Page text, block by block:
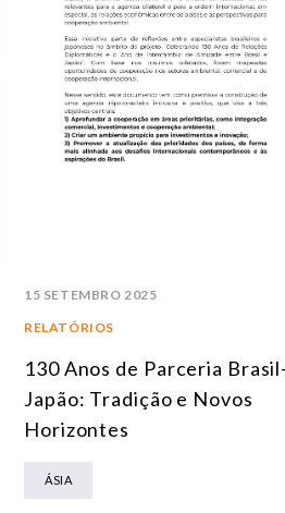
15 SETEMBRO 2025
RELATÓRIOS
130 Anos de Parceria
Japão: Tradição e Novos
Horizontes
ÁSIA